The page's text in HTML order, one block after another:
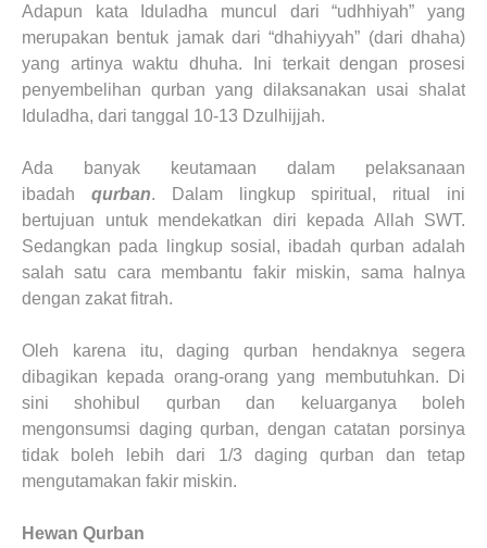
Adapun kata Iduladha muncul dari “udhhiyah” yang
merupakan bentuk jamak dari “dhahiyyah” (dari dhaha)
yang artinya waktu dhuha. Ini terkait dengan prosesi
penyembelihan qurban yang dilaksanakan usai shalat
Iduladha, dari tanggal 10-13 Dzulhijjah.
Ada banyak keutamaan dalam pelaksanaan
ibadah qurban. Dalam lingkup spiritual, ritual ini
bertujuan untuk mendekatkan diri kepada Allah SWT.
Sedangkan pada lingkup sosial, ibadah qurban adalah
salah satu cara membantu fakir miskin, sama halnya
dengan zakat fitrah.
Oleh karena itu, daging qurban hendaknya segera
dibagikan kepada orang-orang yang membutuhkan. Di
sini shohibul qurban dan keluarganya boleh
mengonsumsi daging qurban, dengan catatan porsinya
tidak boleh lebih dari 1/3 daging qurban dan tetap
mengutamakan fakir miskin.
Hewan Qurban